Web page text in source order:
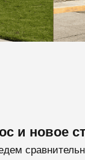
и новое